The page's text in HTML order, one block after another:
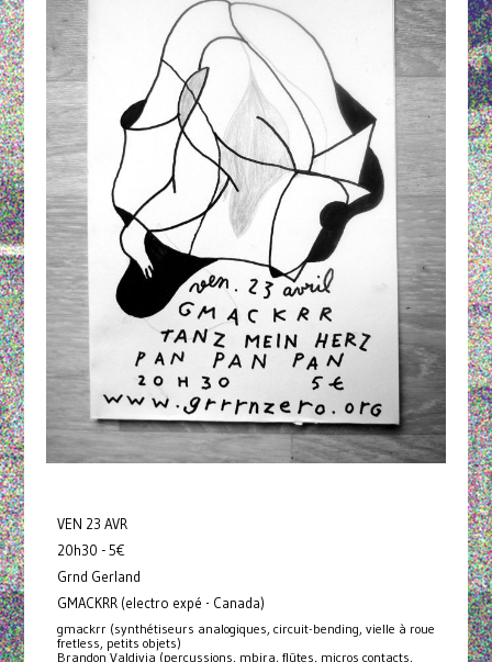
VEN 23 AVR
20h30 - 5€
Grnd Gerland
GMACKRR (electro expé - Canada)
gmackrr (synthétiseurs analogiques, circuit-bending, vielle à roue
fretless, petits objets)
Brandon Valdivia (percussions, mbira, flûtes, micros contacts,